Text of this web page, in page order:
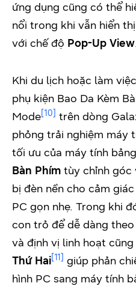
ứng dụng cũng có thể
nổi trong khi vẫn hiển
với chế độ Pop-Up View
Khi du lịch hoặc làm
phụ kiện Bao Da Kèm
Mode[10] trên dòng
phỏng trải nghiệm máy
tối ưu của máy tính
Bàn Phím tùy chỉnh góc
bị đèn nền cho cảm
PC gọn nhẹ. Trong khi
con trỏ để dễ dàng
và định vị linh hoạt
Thứ Hai[11] giúp phản
hình PC sang máy tính